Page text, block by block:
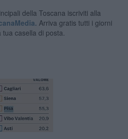
della Toscana iscriviti alla
Arriva gratis tutti i giorni
casella di posta.